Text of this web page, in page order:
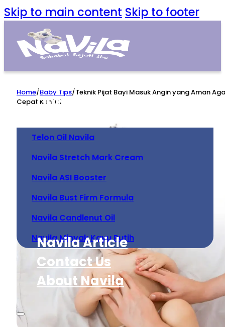
Skip to main content Skip to footer
Home
Our Product
Telon Oil Navila
Navila Stretch Mark Cream
Navila ASI Booster
Navila Bust Firm Formula
Navila Candlenut Oil
Navila Minyak Kayu Putih
Navila Article
Contact Us
About Navila
Home/Baby Tips/Teknik Pijat Bayi Masuk Angin yang Aman
Cepat Kentut